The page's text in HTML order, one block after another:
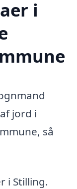
i
jord i
så
i Stilling.